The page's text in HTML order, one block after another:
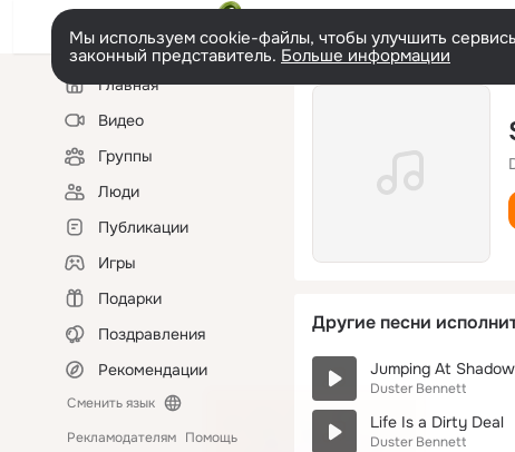
Мы используем cookie-файлы, чтобы улучшить
законный представитель. Больше информации
Левая
колонкаГлавная
Видео
Группы
Люди
Публикации
Игры
Подарки
Поздравления
Рекомендации
Сменить язык
Рекламодателям Помощь
Другие песни
Jumping At
Duster Bennett
Life Is a Dirty Deal
Duster Bennett